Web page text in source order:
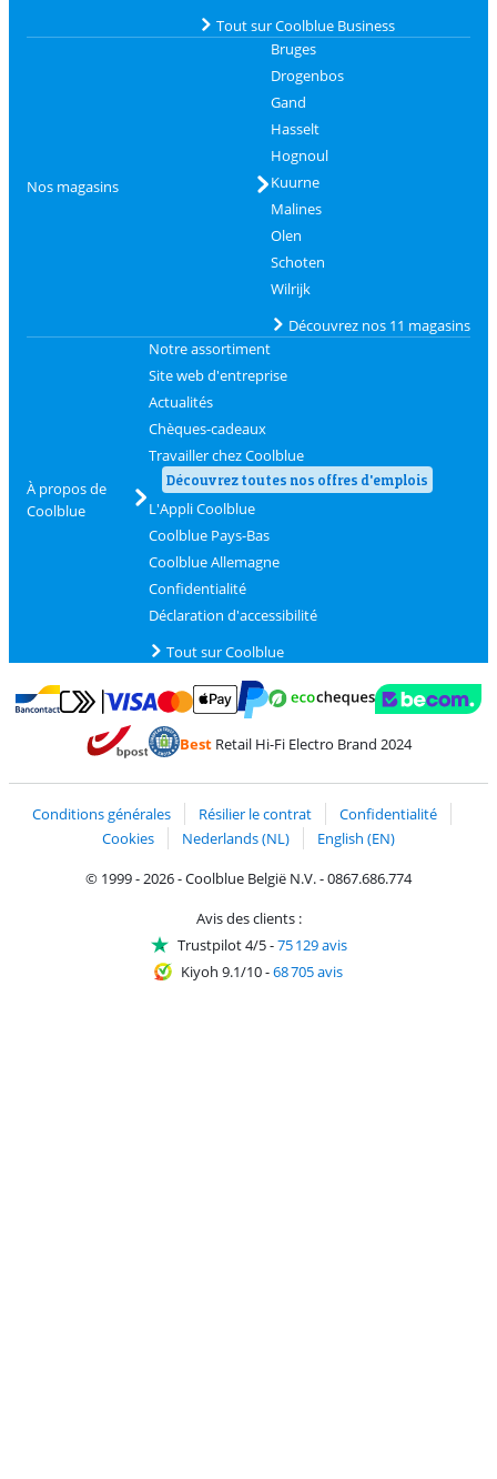
Tout sur Coolblue Business
Nos magasins
Bruges
Drogenbos
Gand
Hasselt
Hognoul
Kuurne
Malines
Olen
Schoten
Wilrijk
Découvrez nos 11 magasins
À propos de
Coolblue
Notre assortiment
Site web d'entreprise
Actualités
Chèques-cadeaux
Travailler chez Coolblue
Découvrez toutes nos offres d'emplois
L'Appli Coolblue
Coolblue Pays-Bas
Coolblue Allemagne
Confidentialité
Déclaration d'accessibilité
Tout sur Coolblue
Payer avec Bancontact
Payer avec MasterCard et Visa via ClickToPay
BestRetail Hi-Fi Electro Brand 2024
Conditions générales Résilier le contrat
Confidentialité
Cookies
Nederlands (NL)
English (EN)
© 1999 - 2026 - Coolblue België N.V. - 0867.686.774
Avis des clients :
Trustpilot 4/5-75 129 avis
Kiyoh 9.1/10-68 705 avis